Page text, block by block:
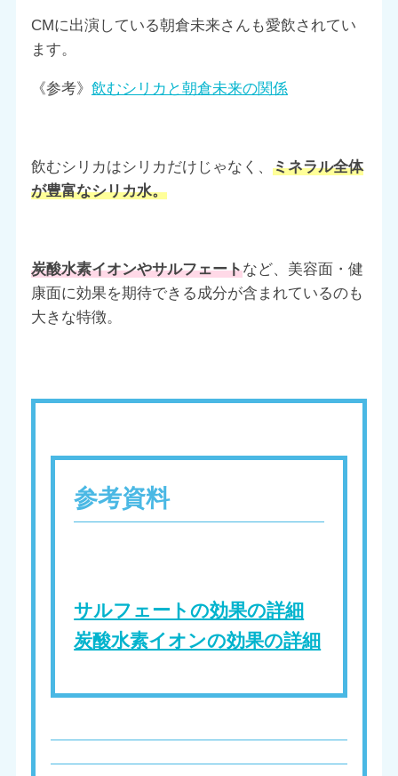
CMに出演している朝倉未来さんも愛飲されてい
ます。
《参考》 飲むシリカと朝倉未来の関係
飲むシリカはシリカだけじゃなく、 ミネラル全体
が豊富なシリカ水。
炭酸水素イオンやサルフェートなど、美容面・健
康面に効果を期待できる成分が含まれているのも
大きな特徴。
参考資料
サルフェートの効果の詳細
炭酸水素イオンの効果の詳細